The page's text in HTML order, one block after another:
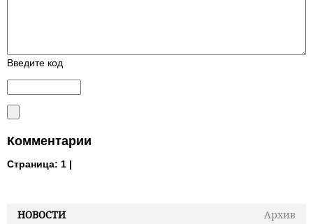
НОВОСТИ
Архив
Введите код
Комментарии
Страница: 1 |